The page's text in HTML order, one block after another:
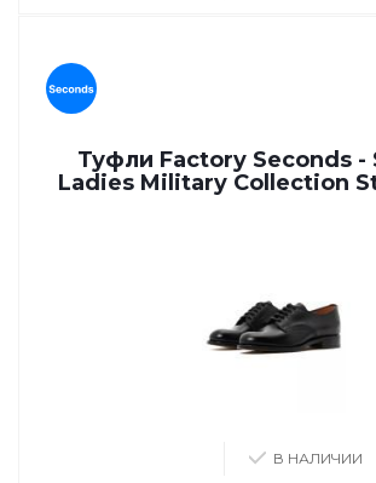
Туфли Factory Seconds -
Ladies Military Collection
В НАЛИЧИИ